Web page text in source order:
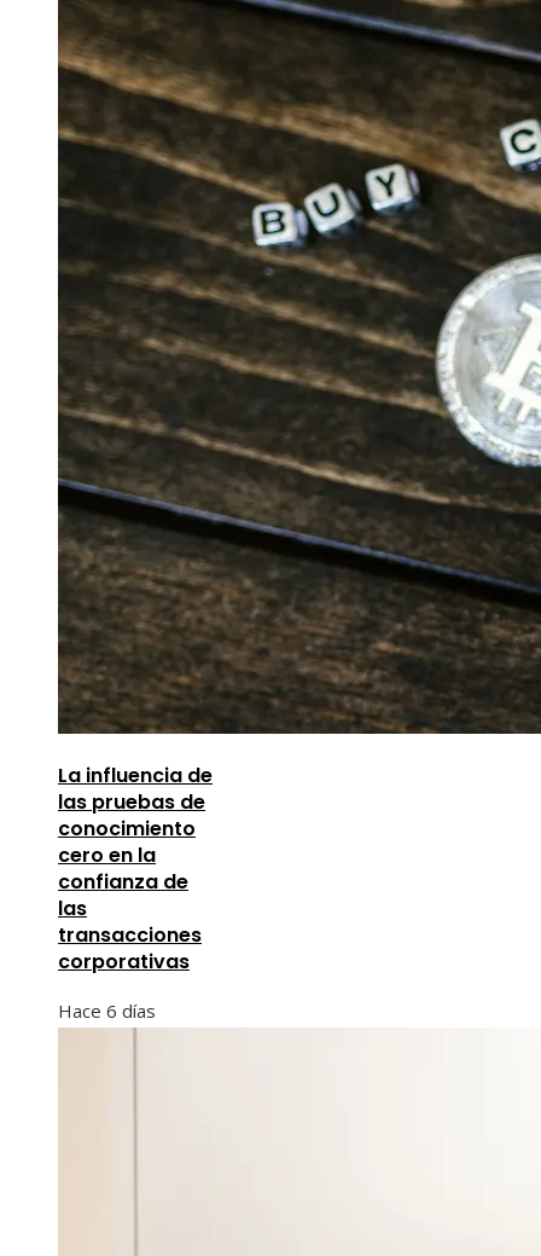
La influencia de
las pruebas de
conocimiento
cero en la
confianza de
las
transacciones
corporativas
Hace 6 días